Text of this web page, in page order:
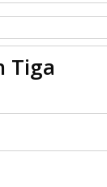
Tiga